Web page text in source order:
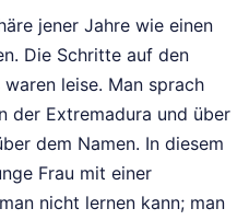
jener Jahre wie einen
Die Schritte auf den
leise. Man sprach
der Extremadura und über
dem Namen. In diesem
Frau mit einer
nicht lernen kann; man